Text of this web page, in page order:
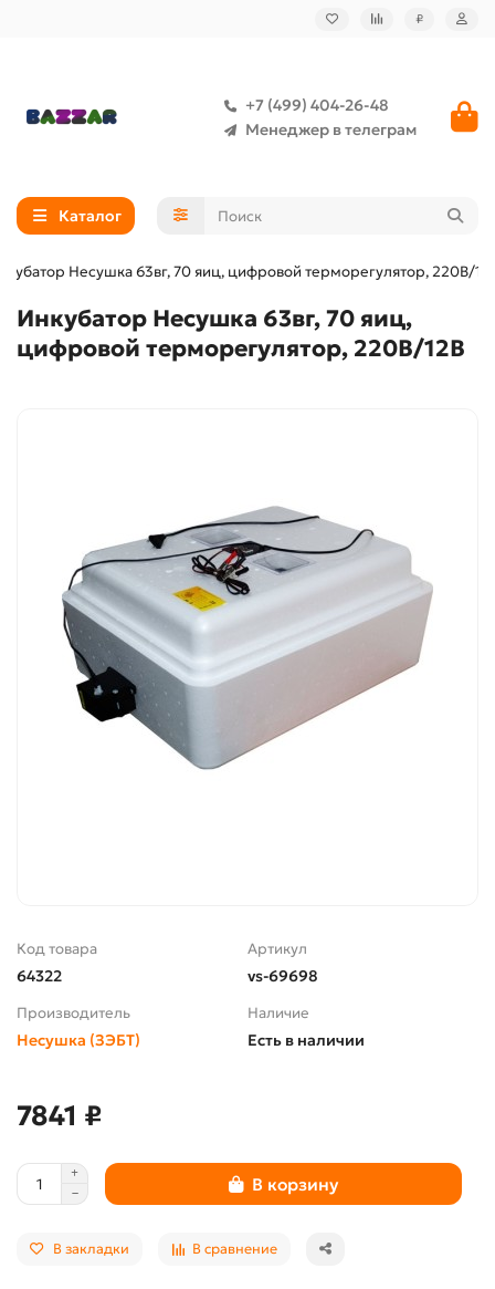
₽
+7 (499) 404-26-48
Менеджер в телеграм
Каталог
Несушка 63вг, 70 яиц, цифровой терморегулятор, 220В/
Инкубатор Несушка 63вг, 70 яиц,
цифровой терморегулятор, 220В/12В
Код товара
64322
Артикул
vs-69698
Производитель
Несушка (ЗЭБТ)
Наличие
Есть в наличии
7841 ₽
В корзину
В закладки В сравнение